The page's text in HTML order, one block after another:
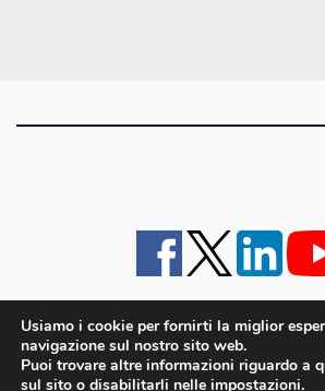
iMagazine · contatti e staff · lavora con noi
Cookie policy UE
Usiamo i cookie per fornirti la miglior
navigazione sul nostro sito web.
Puoi trovare altre informazioni riguardo a
sul sito o disabilitarli nelle impostazioni.